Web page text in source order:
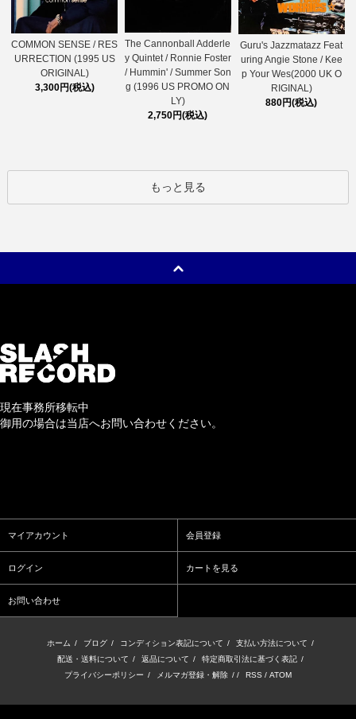
COMMON SENSE / RES
URRECTION (1995 US
ORIGINAL)
3,300円(税込)
The Cannonball Adderle
y Quintet / Ronnie Foster
/ Hummin' / Summer Son
g (1996 US PROMO ON
LY)
2,750円(税込)
Guru's Jazzmatazz Feat
uring Angie Stone / Kee
p Your Wes(2000 UK O
RIGINAL)
880円(税込)
もっと見る
現在事務所移転中
御用の場合は当店へお問い合わせください。
マイアカウント 会員登録
ログイン カートを見る
お問い合わせ
ホーム / ブログ / コンディション表記について / 支払い方法について /
配送・送料について / 返品について / 特定商取引法に基づく表記 /
プライバシーポリシー / メルマガ登録・解除 / / RSS / ATOM